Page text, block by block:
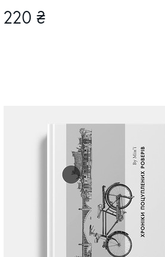
220 ₴